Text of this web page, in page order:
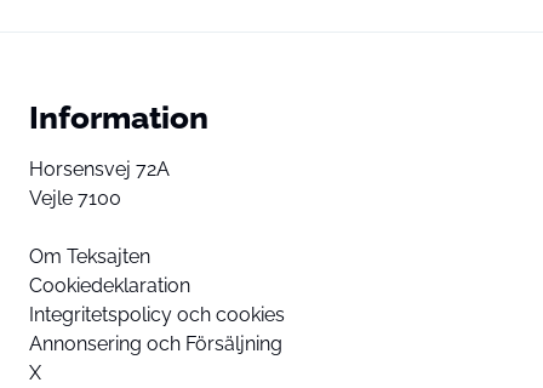
Information
Horsensvej 72A
Vejle 7100
Om Teksajten
Cookiedeklaration
Integritetspolicy och cookies
Annonsering och Försäljning
X